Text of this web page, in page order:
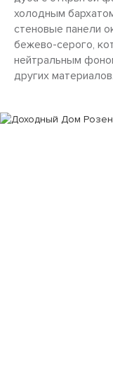
холодным
стеновые панели
бежево-серого,
нейтральным
других материалов.